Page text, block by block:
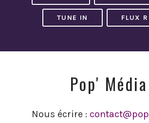
TUNE IN FLUX
Pop' Média
Nous écrire :